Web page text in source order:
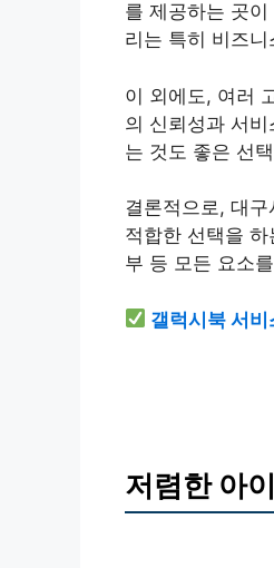
를 제공하는 곳
리는 특히 비즈
이 외에도, 여러
의 신뢰성과 서
는 것도 좋은 선
결론적으로, 대
적합한 선택을
부 등 모든 요소
갤럭시북 서
저렴한 아